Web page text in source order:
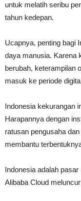
untuk melatih seribu
tahun kedepan.
Ucapnya, penting bagi
daya manusia. Karena
berubah, keterampilan
masuk ke periode
Indonesia kekurangan
Harapannya dengan
ratusan pengusaha
membantu
Indonesia adalah
Alibaba Cloud